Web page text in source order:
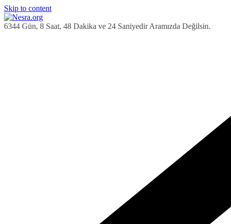
Skip to content
6344 Gün, 8 Saat, 48 Dakika ve 25 Saniyedir Aramızda Değilsin.